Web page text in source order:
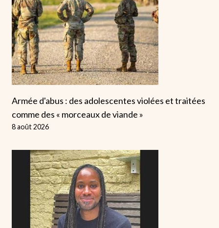
Armée d'abus : des adolescentes violées et traitées
comme des « morceaux de viande »
8 août 2026